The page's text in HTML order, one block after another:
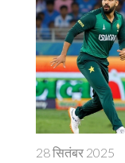
28 सितंबर 2025